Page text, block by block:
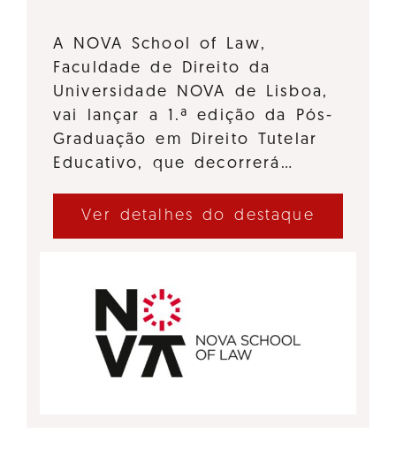
A NOVA School of Law,
Faculdade de Direito da
Universidade NOVA de Lisboa,
vai lançar a 1.ª edição da Pós-
Graduação em Direito Tutelar
Educativo, que decorrerá…
Ver detalhes do destaque